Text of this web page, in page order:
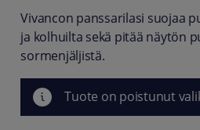
Vivancon panssarilasi suojaa
ja kolhuilta sekä pitää näytön
sormenjäljistä.
Tuote on poistunut